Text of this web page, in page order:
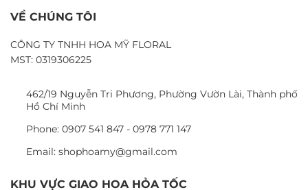
VỀ CHÚNG TÔI
CÔNG TY TNHH HOA MỸ FLORAL
MST: 0319306225
462/19 Nguyễn Tri Phương, Phường Vườn Lài, Thành phố
Hồ Chí Minh
Phone: 0907 541 847 - 0978 771 147
Email: shophoamy@gmail.com
KHU VỰC GIAO HOA HỎA TỐC